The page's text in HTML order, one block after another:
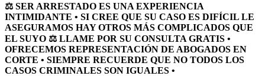
⚖️ SER ARRESTADO ES UNA EXPERIENCIA
INTIMIDANTE • SI CREE QUE SU CASO ES DIFÍCIL LE
ASEGURAMOS HAY OTROS MÁS COMPLICADOS QUE
EL SUYO ⚖️ LLAME POR SU CONSULTA GRATIS •
OFRECEMOS REPRESENTACIÓN DE ABOGADOS EN
CORTE • SIEMPRE RECUERDE QUE NO TODOS LOS
CASOS CRIMINALES SON IGUALES •